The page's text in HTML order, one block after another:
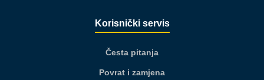
Korisnički servis
Česta pitanja
Povrat i zamjena